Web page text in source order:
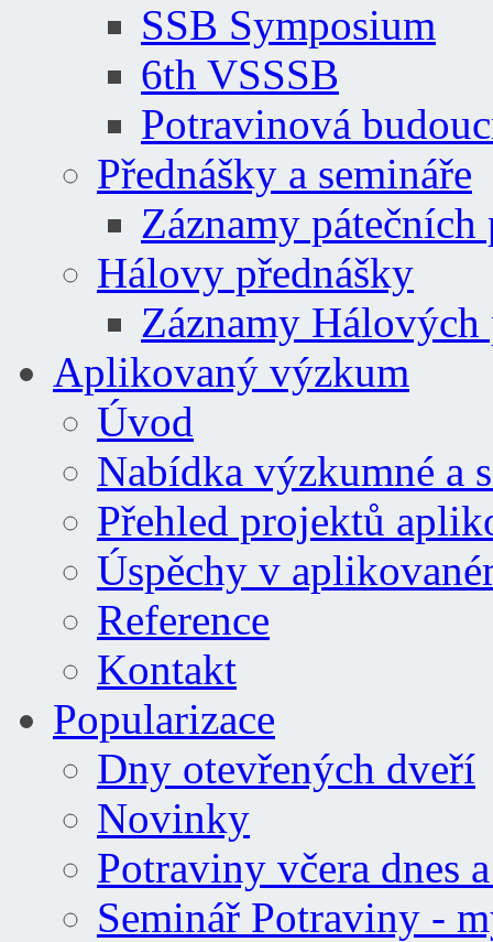
SSB Symposium
6th VSSSB
Potravinová
Přednášky a semináře
Záznamy
Hálovy přednášky
Záznamy Hálových
Aplikovaný výzkum
Úvod
Nabídka výzkumné a
Přehled projektů
Úspěchy v
Reference
Kontakt
Popularizace
Dny otevřených dveří
Novinky
Potraviny včera dnes
Seminář Potraviny -